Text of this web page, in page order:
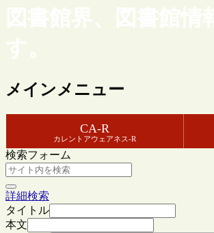
図書館界、図書館
す。
メインメニュー
CA-R
カレントアウェアネス-R
検索フォーム
詳細検索
タイトル
本文